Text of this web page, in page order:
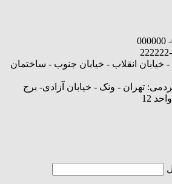
خیابان انقلاب - خیابان جنوب - ساختمان
تهران - ونک - خیابان آزادی- برج